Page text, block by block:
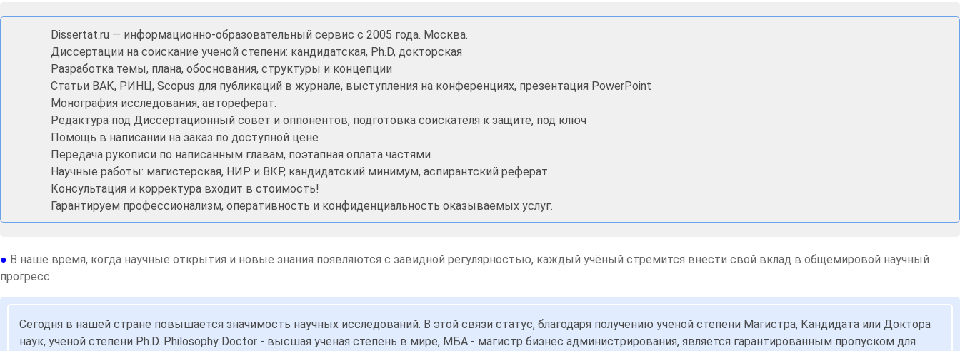
Dissertat.ru — информационно-образовательный сервис с 2005 года. Москва.
Диссертации на соискание ученой степени: кандидатская, Ph.D, докторская
Разработка темы, плана, обоснования, структуры и концепции
Статьи ВАК, РИНЦ, Scopus для публикаций в журнале, выступления на конференциях, презентация PowerPoint
Монография исследования, автореферат.
Редактура под Диссертационный совет и оппонентов, подготовка соискателя к защите, под ключ
Помощь в написании на заказ по доступной цене
Передача рукописи по написанным главам, поэтапная оплата частями
Научные работы: магистерская, НИР и ВКР, кандидатский минимум, аспирантский реферат
Консультация и корректура входит в стоимость!
Гарантируем профессионализм, оперативность и конфиденциальность оказываемых услуг.
● В наше время, когда научные открытия и новые знания появляются с завидной регулярностью, каждый учёный стремится внести свой вклад в общемировой научный
прогресс
Сегодня в нашей стране повышается значимость научных исследований. В этой связи статус, благодаря получению ученой степени Магистра, Кандидата или Доктора
наук, ученой степени Ph.D. Philosophy Doctor - высшая ученая степень в мире, МБА - магистр бизнес администрирования, является гарантированным пропуском для